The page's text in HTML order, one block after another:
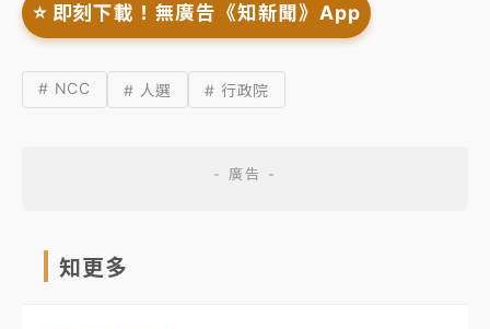
⭐️ 即刻下載！無廣告《知新聞》App
# NCC # 人選 # 行政院
知更多